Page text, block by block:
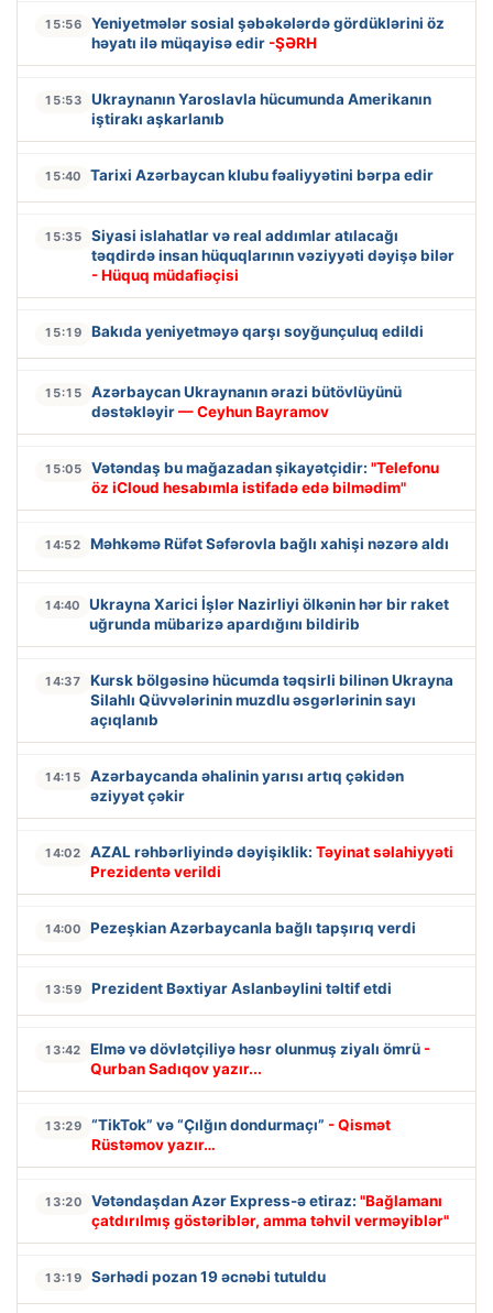
15:56
Yeniyetmələr sosial şəbəkələrdə gördüklərini öz
həyatı ilə müqayisə edir -ŞƏRH
15:53
Ukraynanın Yaroslavla hücumunda Amerikanın
iştirakı aşkarlanıb
15:40 Tarixi Azərbaycan klubu fəaliyyətini bərpa edir
15:35
Siyasi islahatlar və real addımlar atılacağı
təqdirdə insan hüquqlarının vəziyyəti dəyişə bilər
- Hüquq müdafiəçisi
15:19 Bakıda yeniyetməyə qarşı soyğunçuluq edildi
15:15
Azərbaycan Ukraynanın ərazi bütövlüyünü
dəstəkləyir— Ceyhun Bayramov
15:05 Vətəndaş bu mağazadan şikayətçidir: "Telefonu
öz iCloud hesabımla istifadə edə bilmədim"
14:52 Məhkəmə Rüfət Səfərovla bağlı xahişi nəzərə aldı
14:40
Ukrayna Xarici İşlər Nazirliyi ölkənin hər bir raket
uğrunda mübarizə apardığını bildirib
14:37
Kursk bölgəsinə hücumda təqsirli bilinən Ukrayna
Silahlı Qüvvələrinin muzdlu əsgərlərinin sayı
açıqlanıb
14:15
Azərbaycanda əhalinin yarısı artıq çəkidən
əziyyət çəkir
14:02 AZAL rəhbərliyində dəyişiklik: Təyinat səlahiyyəti
Prezidentə verildi
14:00 Pezeşkian Azərbaycanla bağlı tapşırıq verdi
13:59 Prezident Bəxtiyar Aslanbəylini təltif etdi
13:42 Elmə və dövlətçiliyə həsr olunmuş ziyalı ömrü -
Qurban Sadıqov yazır...
13:29 “TikTok” və “Çılğın dondurmaçı” - Qismət
Rüstəmov yazır…
13:20 Vətəndaşdan Azər Express-ə etiraz: "Bağlamanı
çatdırılmış göstəriblər, amma təhvil verməyiblər"
13:19 Sərhədi pozan 19 əcnəbi tutuldu